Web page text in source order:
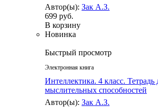
Автор(ы): Зак А.З.
699 руб.
В корзину
Новинка
Быстрый просмотр
Электронная книга
Интеллектика. 4 класс. Тетрадь
мыслительных способностей
Автор(ы): Зак А.З.